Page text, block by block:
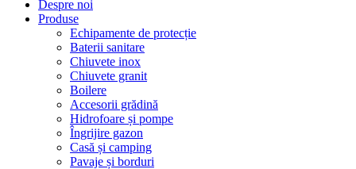
Despre noi
Produse
Echipamente de protecție
Baterii sanitare
Chiuvete inox
Chiuvete granit
Boilere
Accesorii grădină
Hidrofoare și pompe
Îngrijire gazon
Casă și camping
Pavaje și borduri